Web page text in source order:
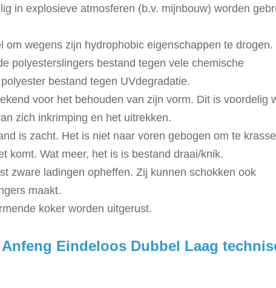
in explosieve atmosferen (b.v. mijnbouw) worden
wegens zijn hydrophobic eigenschappen te drogen.
polyesterslingers bestand tegen vele chemische
bestand tegen UVdegradatie.
voor het behouden van zijn vorm. Dit is voordelig
zich inkrimping en het uitrekken.
is zacht. Het is niet naar voren gebogen om te
komt. Wat meer, het is is bestand draai/knik.
zware ladingen opheffen. Zij kunnen schokken ook
maakt.
koker worden uitgerust.
Eindeloos Dubbel Laag